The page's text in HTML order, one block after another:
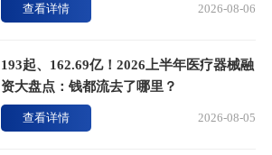
2026-08-06
查看详情
193起、162.69亿！2026上半年医疗器械融
资大盘点：钱都流去了哪里？
2026-08-05
查看详情